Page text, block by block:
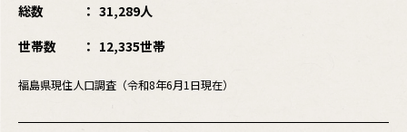
総数
31,289人
世帯数
12,335世帯
福島県現住人口調査（令和8年6月1日現在）